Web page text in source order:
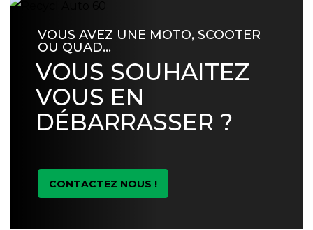
VOUS AVEZ UNE MOTO, SCOOTER
OU QUAD…
VOUS SOUHAITEZ
VOUS EN
DÉBARRASSER ?
CONTACTEZ NOUS !